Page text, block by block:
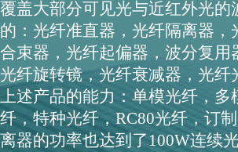
覆盖大部分可见光与近红外光的
的：光纤准直器，光纤隔离器
合束器，光纤起偏器，波分复
光纤旋转镜，光纤衰减器，光
上述产品的能力：单模光纤，
纤，特种光纤，RC80光纤，订
离器的功率也达到了100W连续